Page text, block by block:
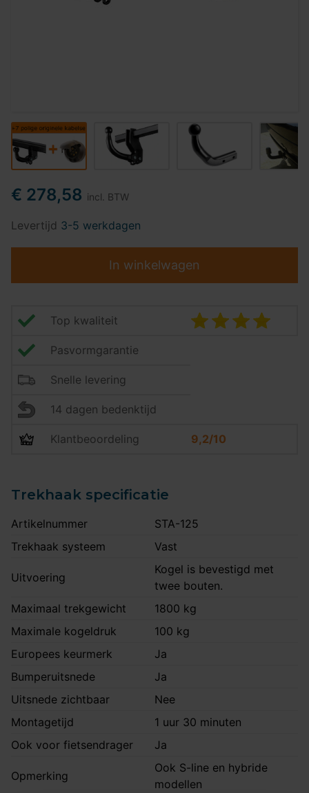
€ 278,58 incl. BTW
Levertijd 3-5 werkdagen
In winkelwagen
Top kwaliteit
Pasvormgarantie
Snelle levering
14 dagen bedenktijd
Klantbeoordeling 9,2/10
Trekhaak specificatie
Artikelnummer
STA-125
Trekhaak systeem
Vast
Uitvoering
Kogel is bevestigd met
twee bouten.
Maximaal trekgewicht
1800 kg
Maximale kogeldruk
100 kg
Europees keurmerk
Ja
Bumperuitsnede
Ja
Uitsnede zichtbaar
Nee
Montagetijd
1 uur 30 minuten
Ook voor fietsendrager
Ja
Opmerking
Ook S-line en hybride
modellen